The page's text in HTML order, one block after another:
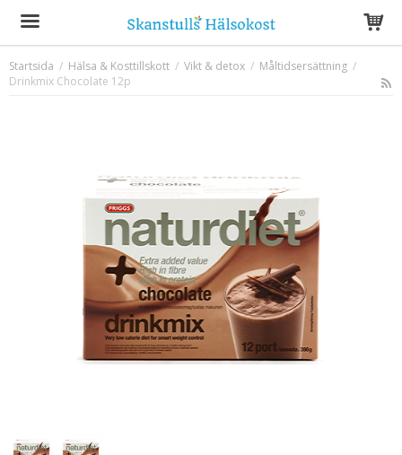
Produkten har blivit tillagd i varukorgen
Startsida / Hälsa & Kosttillskott / Vikt & detox / Måltidsersättning /
Drinkmix Chocolate 12p